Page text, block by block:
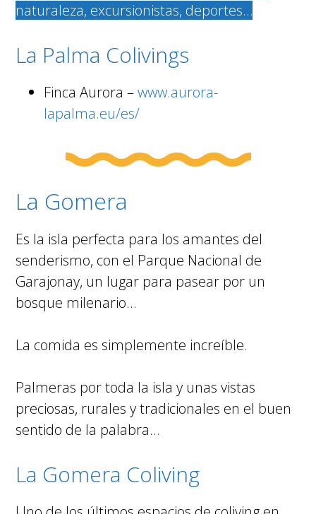
naturaleza, excursionistas, deportes…
La Palma Colivings
Finca Aurora –www.aurora-
lapalma.eu/es/
La Gomera
Es la isla perfecta para los amantes del
senderismo, con el Parque Nacional de
Garajonay, un lugar para pasear por un
bosque milenario…
La comida es simplemente increíble.
Palmeras por toda la isla y unas vistas
preciosas, rurales y tradicionales en el buen
sentido de la palabra…
La Gomera Coliving